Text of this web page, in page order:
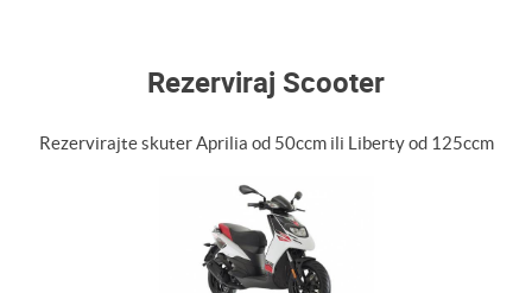
Rezerviraj Scooter
Rezervirajte skuter Aprilia od 50ccm ili Liberty od 125ccm